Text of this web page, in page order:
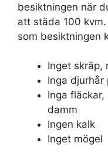
besiktningen när
att städa 100
som besiktningen
Inget skräp,
Inga djurhår
Inga
damm
Ingen kalk
Inget mögel